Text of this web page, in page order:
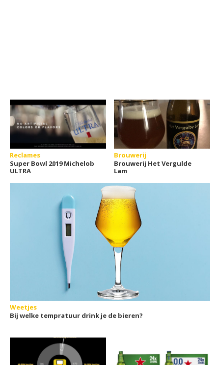
Reclames
Super Bowl 2019 Michelob
ULTRA
Brouwerij
Brouwerij Het Vergulde
Lam
Weetjes
Bij welke tempratuur drink je de bieren?